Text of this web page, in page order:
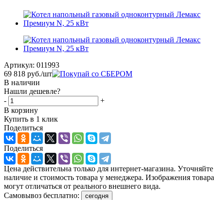
Артикул: 011993
69 818 руб./шт
В наличии
Нашли дешевле?
-
+
В корзину
Купить в 1 клик
Поделиться
Поделиться
Цена действительна только для интернет-магазина. Уточняйте
наличие и стоимость товара у менеджера. Изображения товара
могут отличаться от реального внешнего вида.
Самовывоз бесплатно:
сегодня